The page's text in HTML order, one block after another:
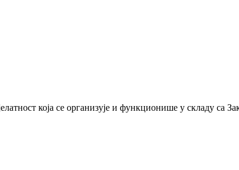
која се организује и функционише у складу са